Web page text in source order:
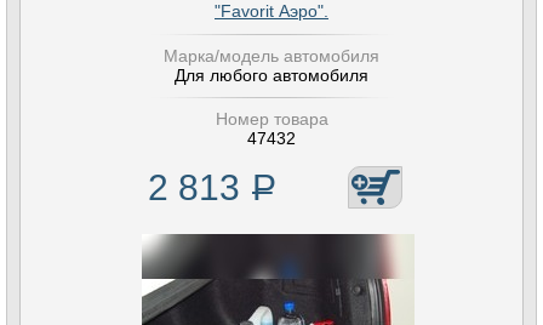
"Favorit Аэро".
Марка/модель автомобиля
Для любого автомобиля
Номер товара
47432
2 813 Р